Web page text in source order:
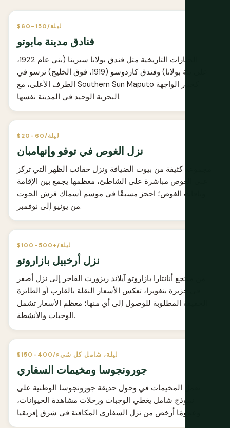
$60-150/ليلة
فنادق مدينة مابوتو
الخيارات التاريخية مثل فندق بولانا سيرينا (بني عام 1922،
على تلة بولانا) وفندق كاردوسو (1919، فوق الخليج) ترسو في
الطرف الأعلى، مع Southern Sun Maputo كخيار الواجهة
البحرية الوحيد في المدينة نفسها.
$20-60/ليلة
نزل الغوص في توفو وإنهامبان
مجموعة كثيفة من بيوت الضيافة ونزل حقائب الظهر التي تركز
على الغوص مباشرة على الشاطئ، معظمها يجمع بين الإقامة
وباقات الغوص؛ احجز مسبقًا في موسم أسماك قرش الحوت
من يونيو إلى نوفمبر.
$100-500+/ليلة
نزل أرخبيل بازاروتو
من منتجع أنانتارا بازاروتو آيلاند ريزورت الفاخر إلى نزل أصغر
في جزيرة بنغويرا، تعكس الأسعار النقلة بالقارب أو الطائرة
الخفيفة المطلوبة للوصول إلى أي منها؛ معظم الأسعار تشمل
الوجبات والأنشطة.
$150-400/ليلة، شامل كل شيء
جورونجوسا ومخيمات السفاري
تعمل المخيمات في وحول حديقة جورونجوسا الوطنية على
نموذج شامل يغطي الوجبات ورحلات مشاهدة الحيوانات،